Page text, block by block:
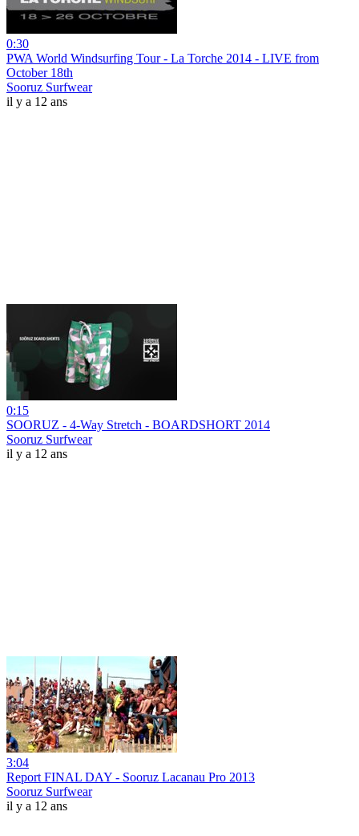
0:30
PWA World Windsurfing Tour - La Torche 2014 - LIVE from
October 18th
Sooruz Surfwear
il y a 12 ans
0:15
SOORUZ - 4-Way Stretch - BOARDSHORT 2014
Sooruz Surfwear
il y a 12 ans
3:04
Report FINAL DAY - Sooruz Lacanau Pro 2013
Sooruz Surfwear
il y a 12 ans